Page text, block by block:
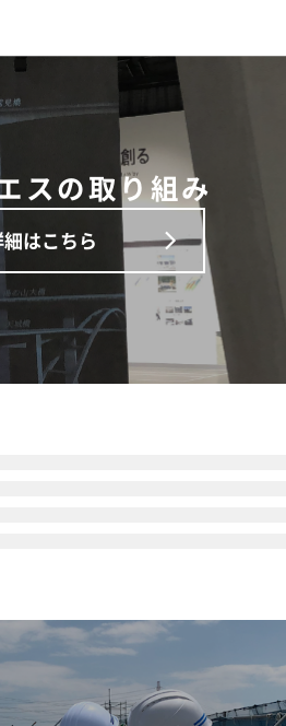
スの取り組み
はこちら